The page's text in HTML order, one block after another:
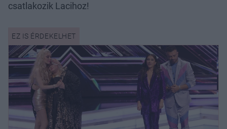
csatlakozik Lacihoz!